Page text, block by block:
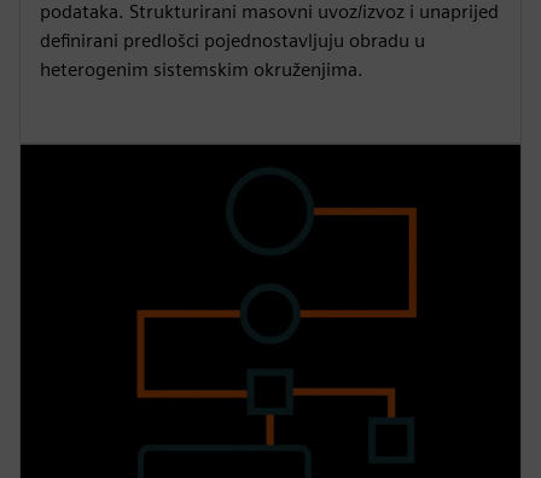
podataka. Strukturirani masovni uvoz/izvoz i unaprijed
definirani predlošci pojednostavljuju obradu u
heterogenim sistemskim okruženjima.